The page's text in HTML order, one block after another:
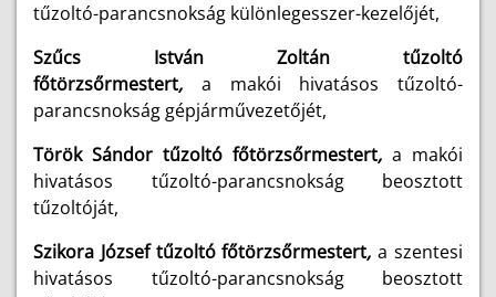
tűzoltó-parancsnokság különlegesszer-kezelőjét,
Szűcs István Zoltán tűzoltó
főtörzsőrmestert,
a makói hivatásos tűzoltó-
parancsnokság gépjárművezetőjét,
Török Sándor tűzoltó főtörzsőrmestert, a makói
hivatásos tűzoltó-parancsnokság beosztott
tűzoltóját,
Szikora József tűzoltó főtörzsőrmestert, a szentesi
hivatásos tűzoltó-parancsnokság beosztott